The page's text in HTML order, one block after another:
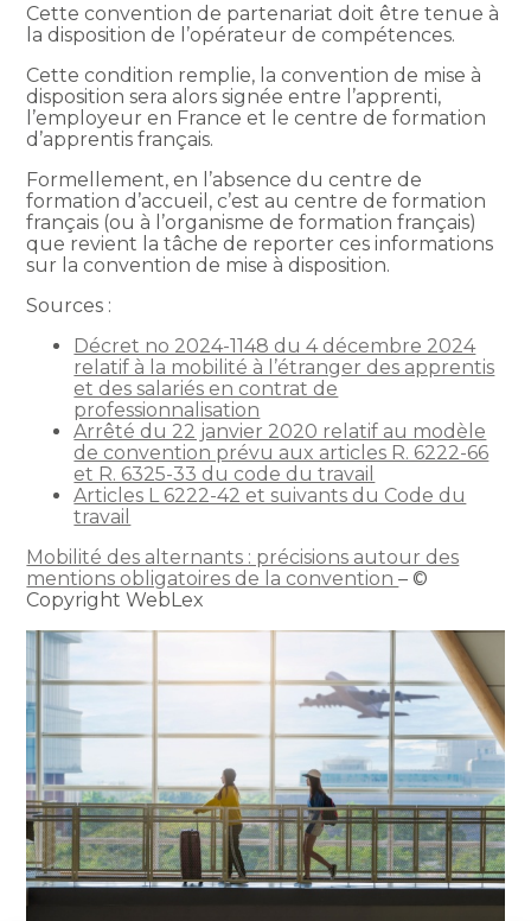
Cette convention de partenariat doit être tenue à
la disposition de l’opérateur de compétences.
Cette condition remplie, la convention de mise à
disposition sera alors signée entre l’apprenti,
l’employeur en France et le centre de formation
d’apprentis français.
Formellement, en l’absence du centre de
formation d’accueil, c’est au centre de formation
français (ou à l’organisme de formation français)
que revient la tâche de reporter ces informations
sur la convention de mise à disposition.
Sources :
Décret no 2024-1148 du 4 décembre 2024
relatif à la mobilité à l’étranger des apprentis
et des salariés en contrat de
professionnalisation
Arrêté du 22 janvier 2020 relatif au modèle
de convention prévu aux articles R. 6222-66
et R. 6325-33 du code du travail
Articles L 6222-42 et suivants du Code du
travail
Mobilité des alternants : précisions autour des
mentions obligatoires de la convention– ©
Copyright WebLex